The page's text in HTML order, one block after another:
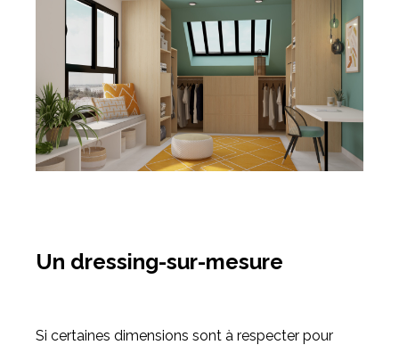
Un dressing-sur-mesure
Si certaines dimensions sont à respecter pour